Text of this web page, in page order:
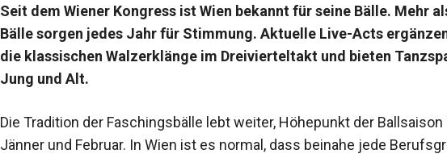
Seit dem Wiener Kongress ist Wien bekannt für seine Bälle. Mehr
Bälle sorgen jedes Jahr für Stimmung. Aktuelle Live-Acts
die klassischen Walzerklänge im Dreivierteltakt und bieten
Jung und Alt.
Die Tradition der Faschingsbälle lebt weiter, Höhepunkt der
Jänner und Februar. In Wien ist es normal, dass beinahe jede